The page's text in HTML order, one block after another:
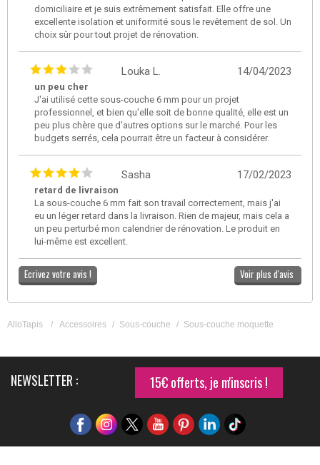
domiciliaire et je suis extrêmement satisfait. Elle offre une
excellente isolation et uniformité sous le revêtement de sol. Un
choix sûr pour tout projet de rénovation.
14/04/2023
Louka L.
un peu cher
J'ai utilisé cette sous-couche 6 mm pour un projet
professionnel, et bien qu'elle soit de bonne qualité, elle est un
peu plus chère que d'autres options sur le marché. Pour les
budgets serrés, cela pourrait être un facteur à considérer.
17/02/2023
Sasha
retard de livraison
La sous-couche 6 mm fait son travail correctement, mais j'ai
eu un léger retard dans la livraison. Rien de majeur, mais cela a
un peu perturbé mon calendrier de rénovation. Le produit en
lui-même est excellent.
Ecrivez votre avis ! Voir plus d'avis
AlloTapis / Accessoires / Sous-couche / Sous-couche moquette
NEWSLETTER : 15€ offerts, je m'inscris !